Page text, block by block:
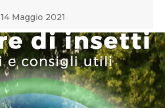
14 Maggio 2021